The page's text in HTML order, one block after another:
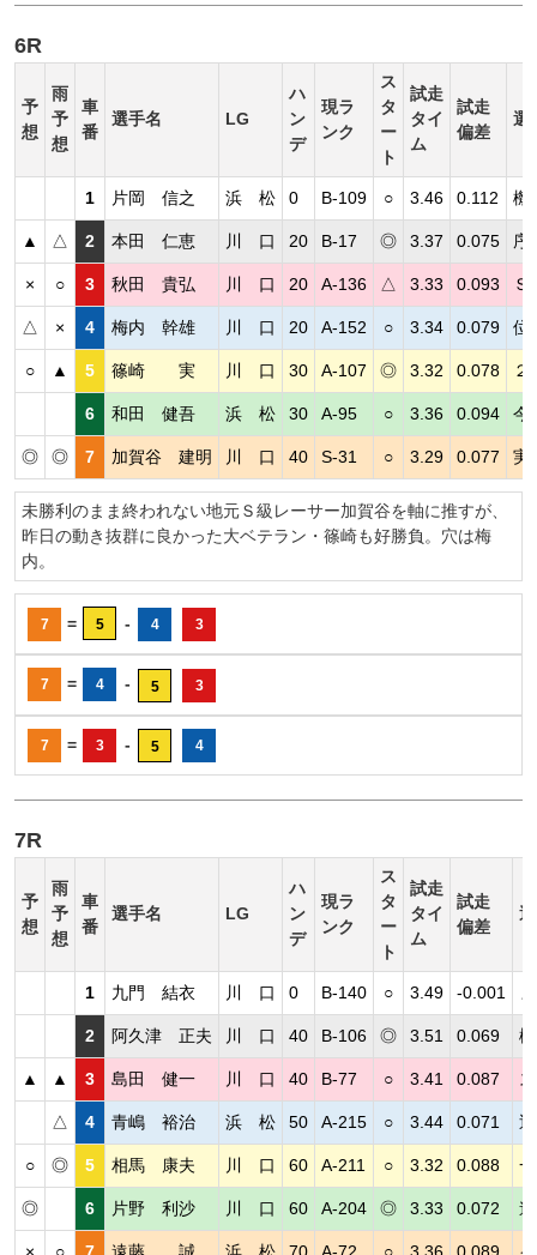
6R
予
想
雨
予
想
車
番
選手名 LG
ハ
ン
デ
現ラ
ンク
ス
タ
ー
ト
試走
タイ
ム
試走
偏差
選
1 片岡 信之 浜 松 0 B-109 ○ 3.46 0.112 機
▲ △ 2 本田 仁恵 川 口 20 B-17 ◎ 3.37 0.075 序
× ○ 3 秋田 貴弘 川 口 20 A-136 △ 3.33 0.093 Ｓ
△ × 4 梅内 幹雄 川 口 20 A-152 ○ 3.34 0.079 位
○ ▲ 5 篠崎 実 川 口 30 A-107 ◎ 3.32 0.078 ２
6 和田 健吾 浜 松 30 A-95 ○ 3.36 0.094 今
◎ ◎ 7 加賀谷 建明 川 口 40 S-31 ○ 3.29 0.077 実
未勝利のまま終われない地元Ｓ級レーサー加賀谷を軸に推すが、
昨日の動き抜群に良かった大ベテラン・篠崎も好勝負。穴は梅
内。
7 = 5 - 4 3
7 = 4 - 5 3
7 = 3 - 5 4
7R
予
想
雨
予
想
車
番
選手名 LG
ハ
ン
デ
現ラ
ンク
ス
タ
ー
ト
試走
タイ
ム
試走
偏差
1 九門 結衣 川 口 0 B-140 ○ 3.49 -0.001
2 阿久津 正夫 川 口 40 B-106 ◎ 3.51 0.069
▲ ▲ 3 島田 健一 川 口 40 B-77 ○ 3.41 0.087
△ 4 青嶋 裕治 浜 松 50 A-215 ○ 3.44 0.071
○ ◎ 5 相馬 康夫 川 口 60 A-211 ○ 3.32 0.088
◎ 6 片野 利沙 川 口 60 A-204 ◎ 3.33 0.072